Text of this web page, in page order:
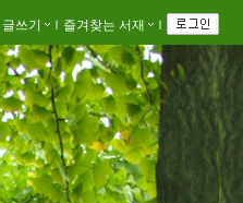
글쓰기 ｌ 즐겨찾는 서재 ｌ